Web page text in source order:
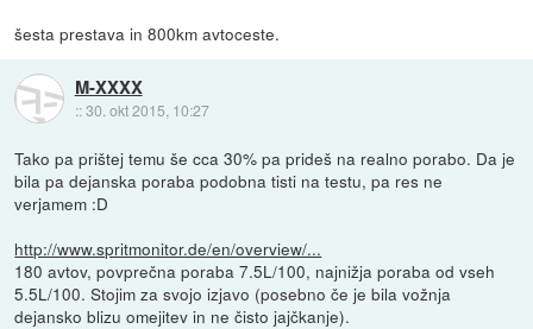
šesta prestava in 800km avtoceste.
M-XXXX
::30. okt 2015, 10:27
Tako pa prištej temu še cca 30% pa prideš na realno porabo. Da je
bila pa dejanska poraba podobna tisti na testu, pa res ne
verjamem :D
http://www.spritmonitor.de/en/overview/...
180 avtov, povprečna poraba 7.5L/100, najnižja poraba od vseh
5.5L/100. Stojim za svojo izjavo (posebno če je bila vožnja
dejansko blizu omejitev in ne čisto jajčkanje).